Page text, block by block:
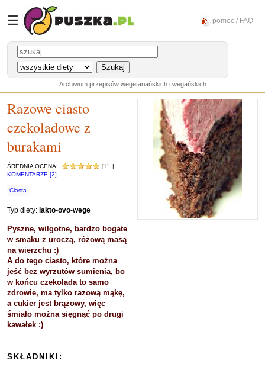
☰ pomoc / FAQ
Archiwum przepisów wegetariańskich i wegańskich
Razowe ciasto
czekoladowe z
burakami
ŚREDNIA OCENA: [1]
|
KOMENTARZE [2]
Ciasta
Typ diety: lakto-ovo-wege
Pyszne, wilgotne, bardzo bogate
w smaku z uroczą, różową masą
na wierzchu :)
A do tego ciasto, które można
jeść bez wyrzutów sumienia, bo
w końcu czekolada to samo
zdrowie, ma tylko razową mąkę,
a cukier jest brązowy, więc
śmiało można sięgnąć po drugi
kawałek :)
SKŁADNIKI: